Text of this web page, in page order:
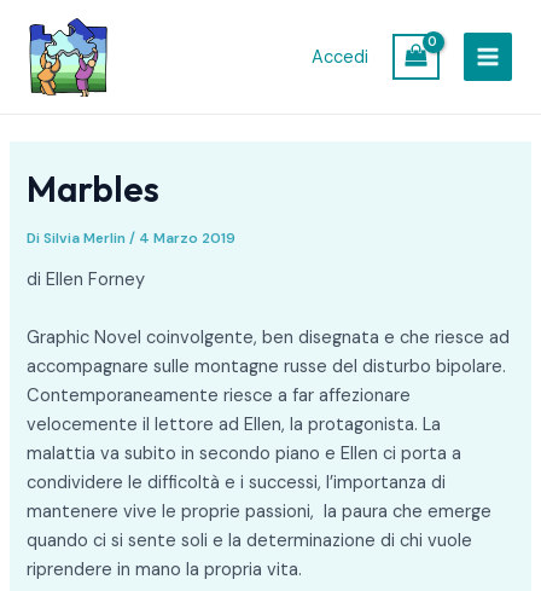
contenuto
Accedi
Marbles
DiSilvia Merlin/ 4 Marzo 2019
di Ellen Forney
Graphic Novel coinvolgente, ben disegnata e che riesce ad
accompagnare sulle montagne russe del disturbo bipolare.
Contemporaneamente riesce a far affezionare
velocemente il lettore ad Ellen, la protagonista. La
malattia va subito in secondo piano e Ellen ci porta a
condividere le difficoltà e i successi, l’importanza di
mantenere vive le proprie passioni, la paura che emerge
quando ci si sente soli e la determinazione di chi vuole
riprendere in mano la propria vita.
Navigazione
articoli